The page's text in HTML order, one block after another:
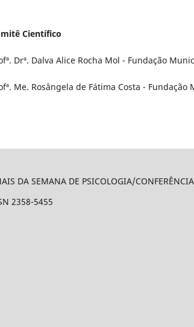
Cientí­fico
Drª. Dalva Alice Rocha Mol - Fundação
Me. Rosângela de Fátima Costa -
DA SEMANA DE PSICOLOGIA/
2358-5455